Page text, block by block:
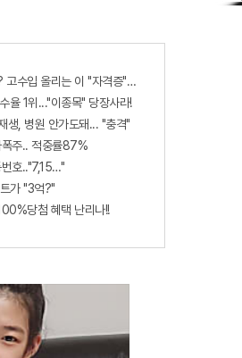
수입 올리는 이 "자격증"에 몰리는 이유 알고보니…
율 1위..."이종목" 당장사라!
생, 병원 안가도돼... "충격"
폭주.. 적중률87%
번호.."7,15…"
가 "3억?"
당첨 혜택 난리나!!